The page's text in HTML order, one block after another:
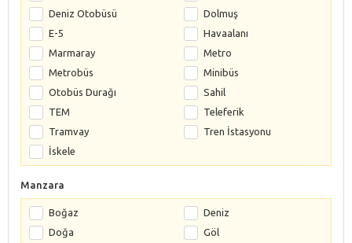
Deniz Otobüsü
Dolmuş
E-5
Havaalanı
Marmaray
Metro
Metrobüs
Minibüs
Otobüs Durağı
Sahil
TEM
Teleferik
Tramvay
Tren İstasyonu
İskele
Manzara
Boğaz
Deniz
Doğa
Göl